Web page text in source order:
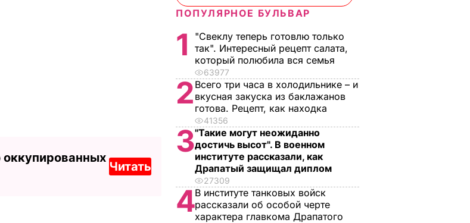
Читать
ПОПУЛЯРНОЕ БУЛЬВАР
1
"Свеклу теперь готовлю только
так". Интересный рецепт салата,
который полюбила вся семья
63977
2 Всего три часа в холодильнике – и
вкусная закуска из баклажанов
готова. Рецепт, как находка
41356
3"Такие могут неожиданно
достичь высот". В военном
институте рассказали, как
Драпатый защищал диплом
27309
4В институте танковых войск
рассказали об особой черте
характера главкома Драпатого